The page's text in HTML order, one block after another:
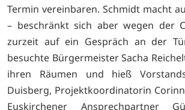
Termin vereinbaren. Schmidt macht
– beschränkt sich aber wegen der
zurzeit auf ein Gespräch an der
besuchte Bürgermeister Sacha
ihren Räumen und hieß
Duisberg, Projektkoordinatorin
Euskirchener Ansprechpartner